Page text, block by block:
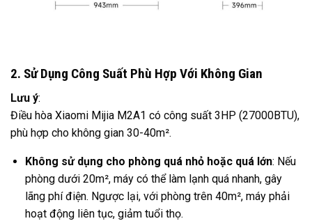
2. Sử Dụng Công Suất Phù Hợp Với Không Gian
Lưu ý:
Điều hòa Xiaomi Mijia M2A1 có công suất 3HP (27000BTU),
phù hợp cho không gian 30-40m².
Không sử dụng cho phòng quá nhỏ hoặc quá lớn: Nếu
phòng dưới 20m², máy có thể làm lạnh quá nhanh, gây
lãng phí điện. Ngược lại, với phòng trên 40m², máy phải
hoạt động liên tục, giảm tuổi thọ.